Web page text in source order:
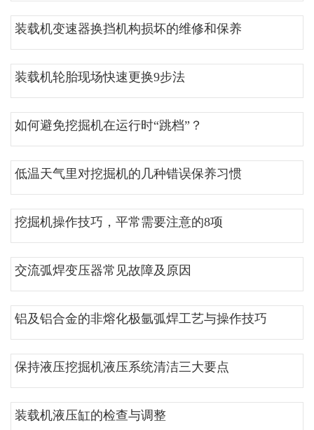
装载机变速器换挡机构损坏的维修和保养
装载机轮胎现场快速更换9步法
如何避免挖掘机在运行时“跳档”？
低温天气里对挖掘机的几种错误保养习惯
挖掘机操作技巧，平常需要注意的8项
交流弧焊变压器常见故障及原因
铝及铝合金的非熔化极氩弧焊工艺与操作技巧
保持液压挖掘机液压系统清洁三大要点
装载机液压缸的检查与调整